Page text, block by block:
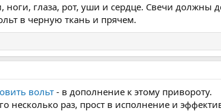
ноги, глаза, рот, уши и сердце. Свечи должны
в черную ткань и прячем.
вольт- в дополнение к этому привороту.
несколько раз, прост в исполнение и